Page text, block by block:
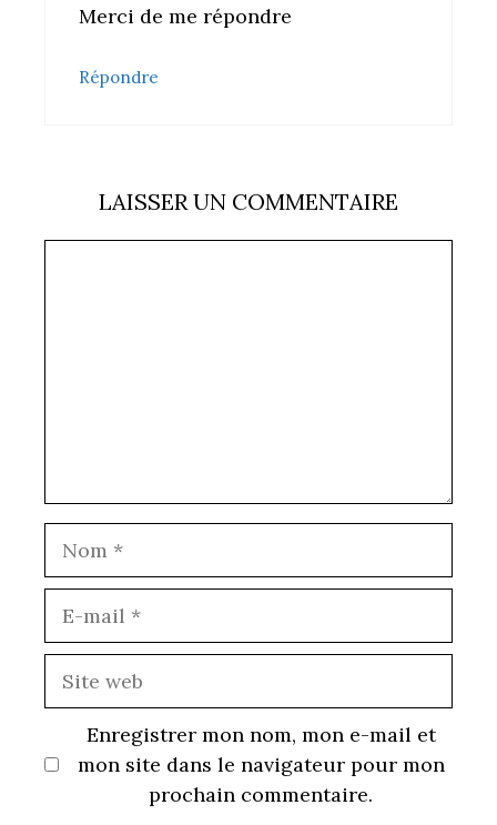
Merci de me répondre
Répondre
LAISSER UN COMMENTAIRE
Enregistrer mon nom, mon e-mail et
mon site dans le navigateur pour mon
prochain commentaire.